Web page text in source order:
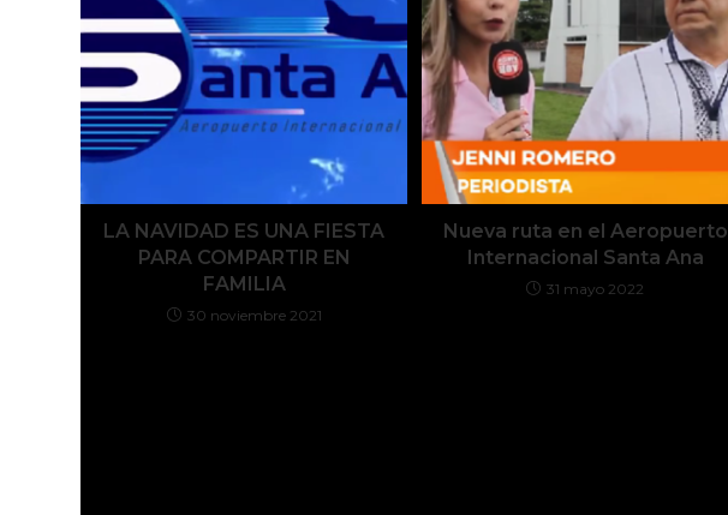
LA NAVIDAD ES UNA FIESTA
PARA COMPARTIR EN
FAMILIA
30 noviembre 2021
Nueva ruta en el Aeropuerto
Internacional Santa Ana
31 mayo 2022